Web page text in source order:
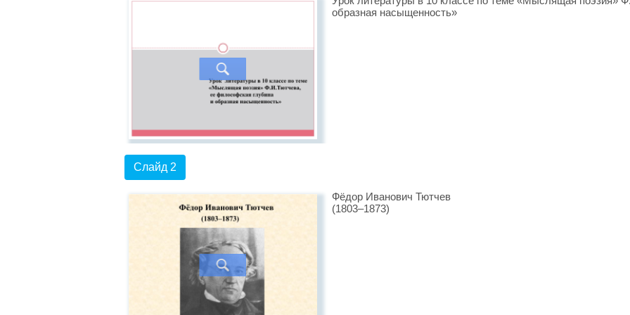
образная насыщенность»
Слайд 2
Фёдор Иванович Тютчев
(1803–1873)